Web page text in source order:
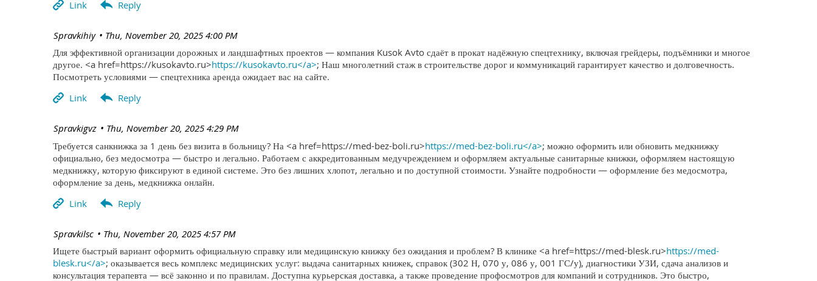
Thu, November 20, 2025 4:00 PM
| Spravkihiy
Для эффективной организации дорожных и ландшафтных проектов — компания Kusok Avto сдаёт в прокат надёжную спецтехнику, включая грейдеры, подъёмники и многое
другое. <a href=https://kusokavto.ru>https://kusokavto.ru</a>; Наш многолетний стаж в строительстве дорог и коммуникаций гарантирует качество и долговечность.
Посмотреть условиями — спецтехника аренда ожидает вас на сайте.
Thu, November 20, 2025 4:29 PM
| Spravkigvz
Требуется санкнижка за 1 день без визита в больницу? На <a href=https://med-bez-boli.ru>https://med-bez-boli.ru</a>; можно оформить или обновить медкнижку
официально, без медосмотра — быстро и легально. Работаем с аккредитованным медучреждением и оформляем актуальные санитарные книжки, оформляем настоящую
медкнижку, которую фиксируют в единой системе. Это без лишних хлопот, легально и по доступной стоимости. Узнайте подробности — оформление без медосмотра,
оформление за день, медкнижка онлайн.
Thu, November 20, 2025 4:57 PM
| Spravkilsc
Ищете быстрый вариант оформить официальную справку или медицинскую книжку без ожидания и проблем? В клинике <a href=https://med-blesk.ru>https://med-
blesk.ru</a>; оказывается весь комплекс медицинских услуг: выдача санитарных книжек, справок (302 Н, 070 у, 086 у, 001 ГС/у), диагностики УЗИ, сдача анализов и
консультация терапевта — всё законно и по правилам. Доступна курьерская доставка, а также проведение профосмотров для компаний и сотрудников. Это быстро,